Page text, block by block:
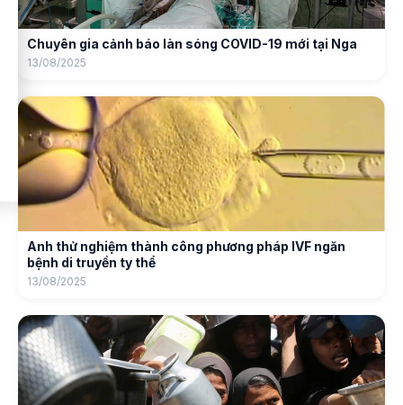
Chuyên gia cảnh báo làn sóng COVID-19 mới tại Nga
13/08/2025
Anh thử nghiệm thành công phương pháp IVF ngăn
bệnh di truyền ty thể
13/08/2025